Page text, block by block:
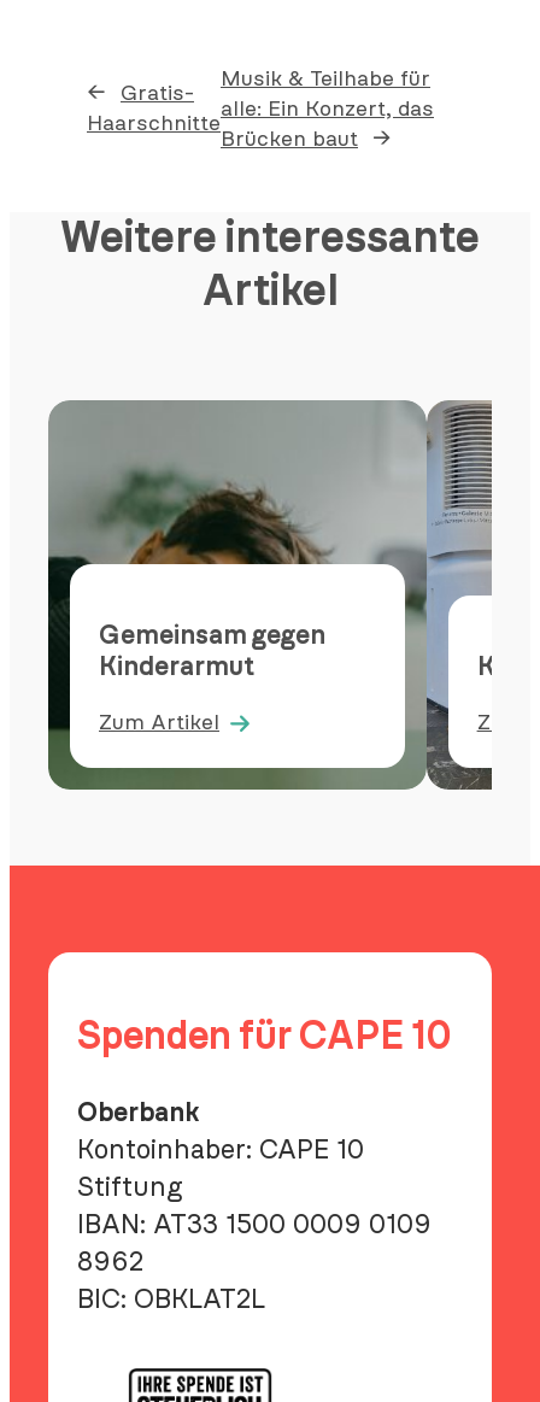
←
Gratis-
Haarschnitte
Musik & Teilhabe für
alle: Ein Konzert, das
Brücken baut
→
Weitere interessante
Artikel
Gemeinsam gegen
Kinderarmut
Zum Artikel
:
Gemeinsam
gegen
Zum
:
Kater
Spenden für CAPE 10
Oberbank
Kontoinhaber: CAPE 10
Stiftung
IBAN: AT33 1500 0009 0109
8962
BIC: OBKLAT2L